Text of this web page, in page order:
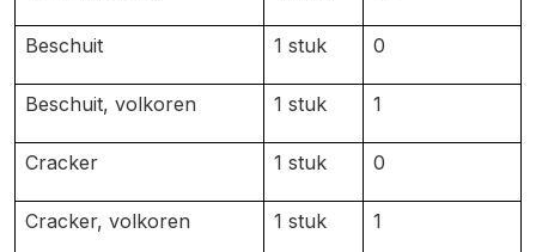
Beschuit 1 stuk 0
Beschuit, volkoren 1 stuk 1
Cracker 1 stuk 0
Cracker, volkoren 1 stuk 1